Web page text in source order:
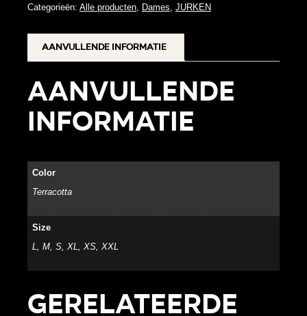
Categorieën: Alle producten Dames JURKEN
Aanvullende informatie
Aanvullende
informatie
Color
Terracotta
Size
L, M, S, XL, XS, XXL
Gerelateerde